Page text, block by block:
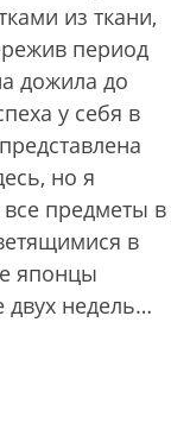
из ткани,
период
дожила до
у себя в
но я
все предметы в
в
японцы
двух недель…